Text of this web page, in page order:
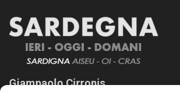
Giampaolo Cirronis